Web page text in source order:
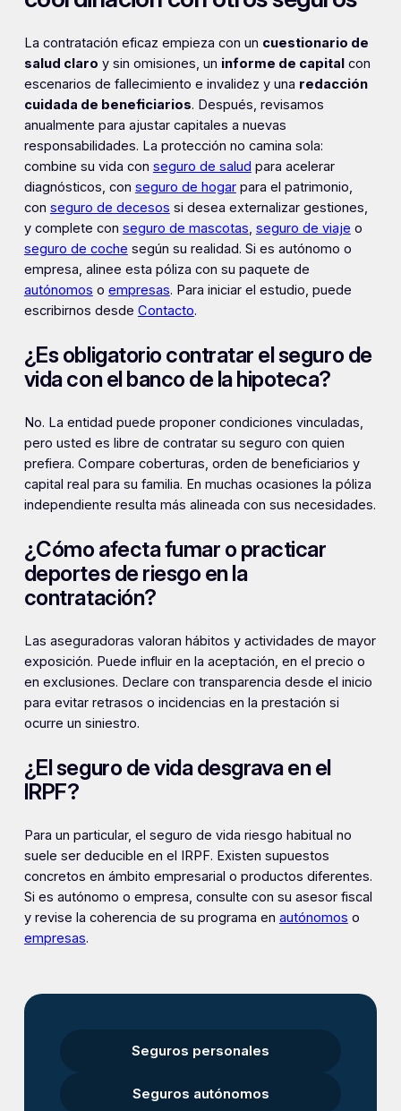
La contratación eficaz empieza con un cuestionario de
salud claro y sin omisiones, un informe de capitalcon
escenarios de fallecimiento e invalidez y una redacción
cuidada de beneficiarios. Después, revisamos
anualmente para ajustar capitales a nuevas
responsabilidades. La protección no camina sola:
combine su vida con seguro de salud para acelerar
diagnósticos, con seguro de hogarpara el patrimonio,
con seguro de decesos si desea externalizar gestiones,
y complete con seguro de mascotas seguro de viaje o
seguro de coche según su realidad. Si es autónomo o
empresa, alinee esta póliza con su paquete de
autónomos o empresas. Para iniciar el estudio, puede
escribirnos desde Contacto.
¿Es obligatorio contratar el seguro de
vida con el banco de la hipoteca?
No. La entidad puede proponer condiciones vinculadas,
pero usted es libre de contratar su seguro con quien
prefiera. Compare coberturas, orden de beneficiarios y
capital real para su familia. En muchas ocasiones la póliza
independiente resulta más alineada con sus necesidades.
¿Cómo afecta fumar o practicar
deportes de riesgo en la
contratación?
Las aseguradoras valoran hábitos y actividades de mayor
exposición. Puede influir en la aceptación, en el precio o
en exclusiones. Declare con transparencia desde el inicio
para evitar retrasos o incidencias en la prestación si
ocurre un siniestro.
¿El seguro de vida desgrava en el
IRPF?
Para un particular, el seguro de vida riesgo habitual no
suele ser deducible en el IRPF. Existen supuestos
concretos en ámbito empresarial o productos diferentes.
Si es autónomo o empresa, consulte con su asesor fiscal
y revise la coherencia de su programa en autónomos o
empresas.
Seguros personales
Seguros autónomos